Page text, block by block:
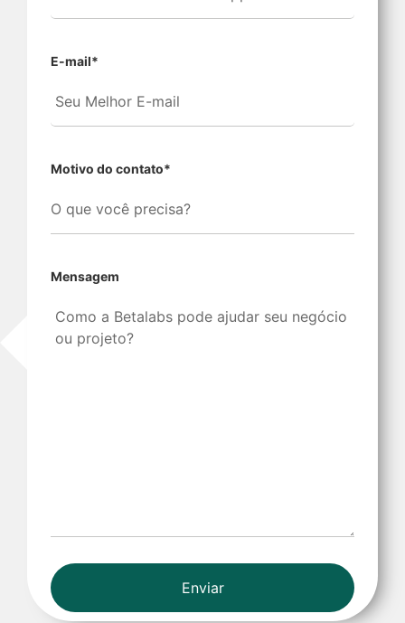
E-mail*
Motivo do contato*
Mensagem